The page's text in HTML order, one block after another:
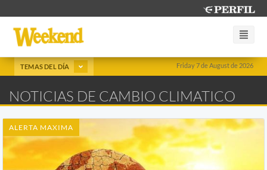
Friday 7 de August de 2026
TEMAS DEL DÍA
NOTICIAS DE CAMBIO CLIMATICO
ALERTA MAXIMA